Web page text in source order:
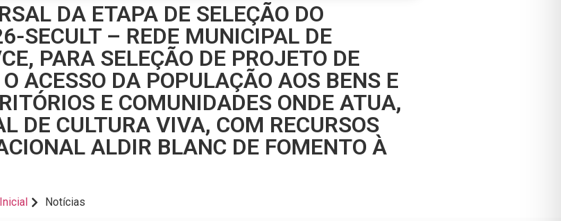
DA ETAPA DE SELEÇÃO DO
SECULT – REDE MUNICIPAL DE
PARA SELEÇÃO DE PROJETO DE
ACESSO DA POPULAÇÃO AOS BENS E
E COMUNIDADES ONDE ATUA,
DE CULTURA VIVA, COM RECURSOS
ALDIR BLANC DE FOMENTO À
Notícias